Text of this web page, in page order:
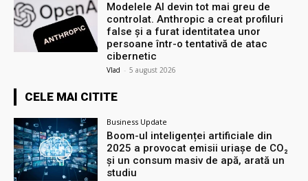
Modelele AI devin tot mai greu de
controlat. Anthropic a creat profiluri
false și a furat identitatea unor
persoane într-o tentativă de atac
cibernetic
Vlad - 5 august 2026
CELE MAI CITITE
Business Update
Boom-ul inteligenței artificiale din
2025 a provocat emisii uriașe de CO₂
și un consum masiv de apă, arată un
studiu